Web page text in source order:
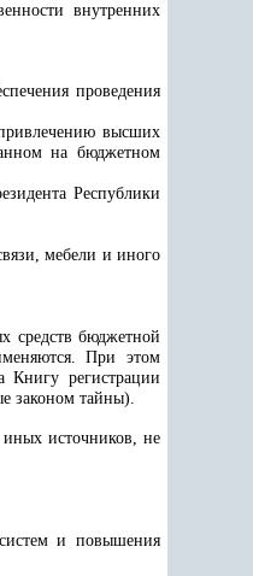
внутренних
проведения
высших
на бюджетном
Республики
мебели и иного
средств бюджетной
При этом
Книгу регистрации
законом тайны).
источников, не
и повышения